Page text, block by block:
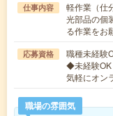
仕事内容
軽作業（仕
光部品の個
る作業をお
応募資格
職種未経験
◆未経験OK
気軽にオン
職場の雰囲気